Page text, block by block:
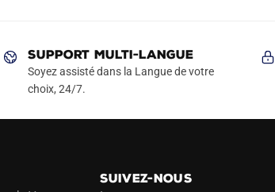
SUPPORT MULTI-LANGUE
Soyez assisté dans la Langue de votre
choix, 24/7.
SUIVEZ-NOUS